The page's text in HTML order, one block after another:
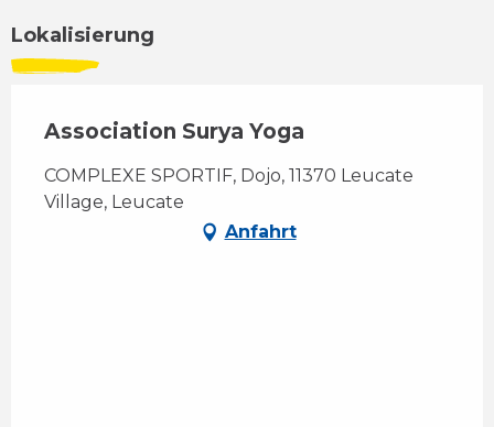
Lokalisierung
Association Surya Yoga
COMPLEXE SPORTIF, Dojo, 11370 Leucate
Village, Leucate
Anfahrt